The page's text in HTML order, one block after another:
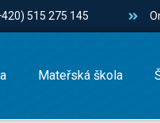
515 275 145
Mateřská škola